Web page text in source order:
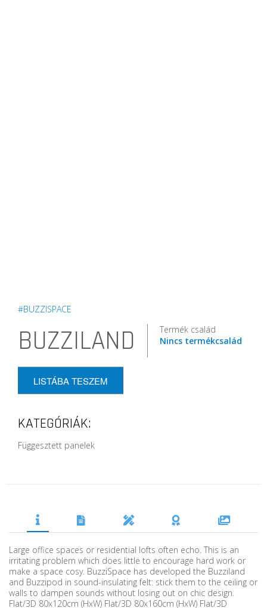
#BUZZISPACE
BUZZILAND
Termék család
Nincs termékcsalád
LISTÁBA TESZEM
KATEGÓRIÁK:
Függesztett panelek
Large office spaces or residential lofts often echo. This is an
irritating problem which does little to encourage hard work or
make a space cosy. BuzziSpace has developed the Buzziland
and Buzzipod in sound-insulating felt: stick them to the ceiling or
walls to dampen sounds without losing out on chic design.
Flat/3D 80x120cm (HxW) Flat/3D 80x160cm (HxW) Flat/3D